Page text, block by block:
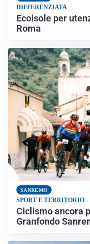
DIFFERENZIATA
Ecoisole per
Roma
SANREMO
SPORT E TERRITORIO
Ciclismo ancora
Granfondo